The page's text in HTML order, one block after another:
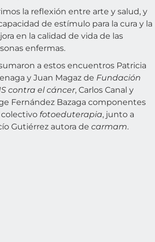
la reflexión entre arte y salud, y
de estímulo para la cura y la
en la calidad de vida de las
enfermas.
a estos encuentros Patricia
y Juan Magaz de Fundación
contra el cáncer, Carlos Canal y
Fernández Bazaga componentes
fotoeduterapia, junto a
Gutiérrez autora decarmam.